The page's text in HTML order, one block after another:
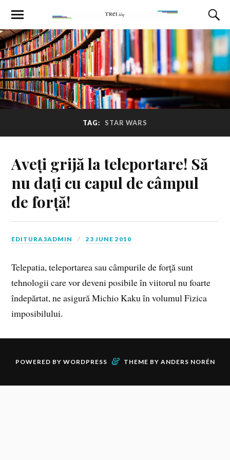
TAG: STAR WARS
Aveți grijă la teleportare! Să
nu dați cu capul de câmpul
de forță!
EDITURA3ADMIN 23 JUNE 2010
Telepatia, teleportarea sau câmpurile de forţă sunt
tehnologii care vor deveni posibile în viitorul nu foarte
îndepărtat, ne asigură Michio Kaku în volumul Fizica
imposibilului.
POWERED BY WORDPRESS & THEME BY ANDERS NORÉN